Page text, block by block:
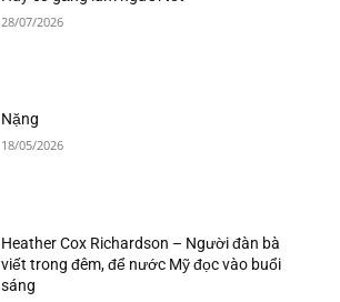
28/07/2026
Nặng
18/05/2026
Heather Cox Richardson – Người đàn bà
viết trong đêm, để nước Mỹ đọc vào buổi
sáng